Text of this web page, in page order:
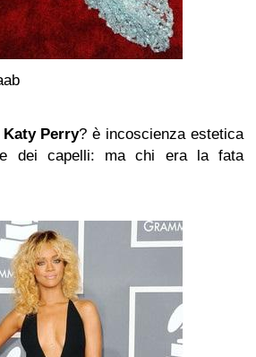
Katy Perry? è incoscienza estetica
dei capelli: ma chi era la fata